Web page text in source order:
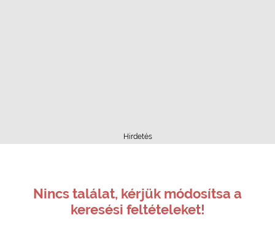
Hirdetés
Nincs találat, kérjük módosítsa a
keresési feltételeket!